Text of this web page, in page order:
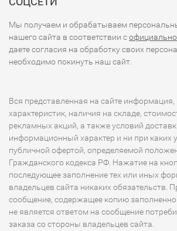
Мы получаем и обрабатываем
нашего сайта в соответствии с
даете согласия на обработку своих
необходимо покинуть наш сайт.
Вся представленная на сайте
характеристик, наличия на складе,
рекламных акций, а также условий
информационный характер и ни при каких
публичной офертой, определяемой
Гражданского кодекса РФ. Нажатие на
последующее заполнение тех или иных
владельцев сайта никаких обязательств.
сообщение, содержащее копию
не является ответом на сообщение
заказа со стороны владельцев сайта.